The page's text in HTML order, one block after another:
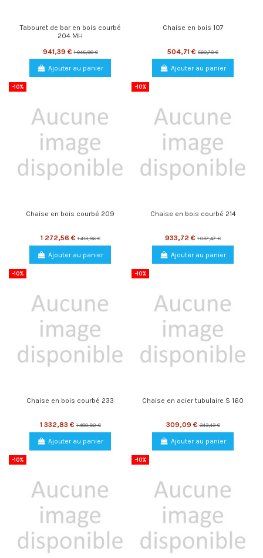
Tabouret de bar en bois courbé
204 MH
941,39 € 1 045,98 €
Ajouter au panier
Chaise en bois 107
504,71 € 560,78 €
Ajouter au panier
-10%
Chaise en bois courbé 209
1 272,56 € 1 413,96 €
Ajouter au panier
-10%
Chaise en bois courbé 214
933,72 € 1 037,47 €
Ajouter au panier
-10%
Chaise en bois courbé 233
1 332,83 € 1 480,92 €
Ajouter au panier
-10%
Chaise en acier tubulaire S 160
309,09 € 343,43 €
Ajouter au panier
-10% -10%